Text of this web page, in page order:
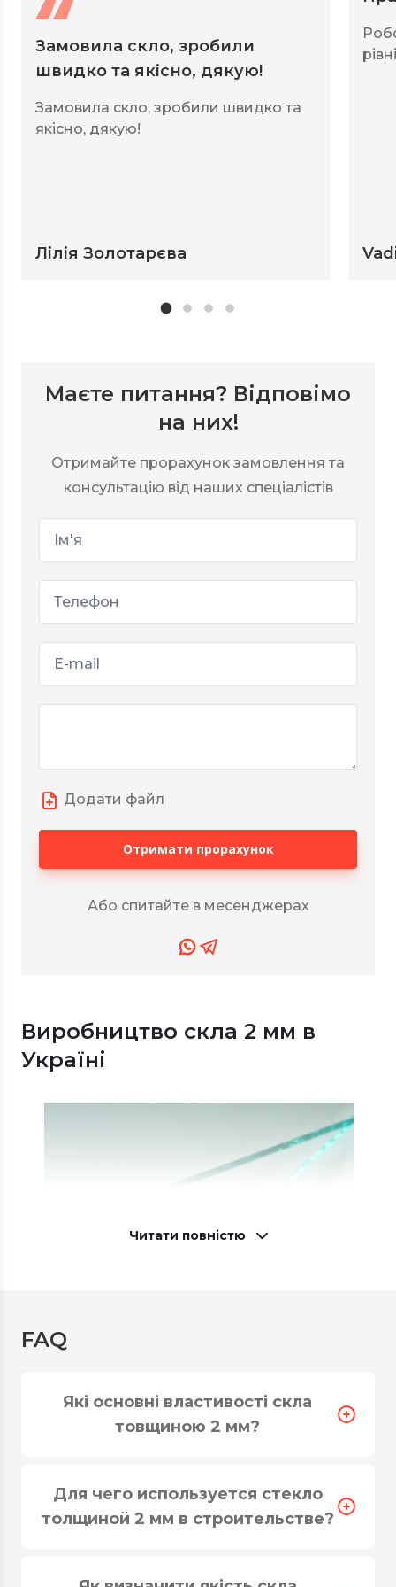
Замовила скло, зробили
швидко та якісно, дякую!
Замовила скло, зробили швидко та
якісно, дякую!
Лілія Золотарєва
Маєте питання? Відповімо
на них!
Отримайте прорахунок замовлення та
консультацію від наших спеціалістів
Додати файл
Отримати прорахунок
Або спитайте в месенджерах
Виробництво скла 2 мм в
Україні
широкому спектру застосування. Його
використовують для оформлення предметів
мистецтва (картин, вишивки, фотографій,
Читати повністю
FAQ
Які основні властивості скла
товщиною 2 мм?
Для чего используется стекло
толщиной 2 мм в строительстве?